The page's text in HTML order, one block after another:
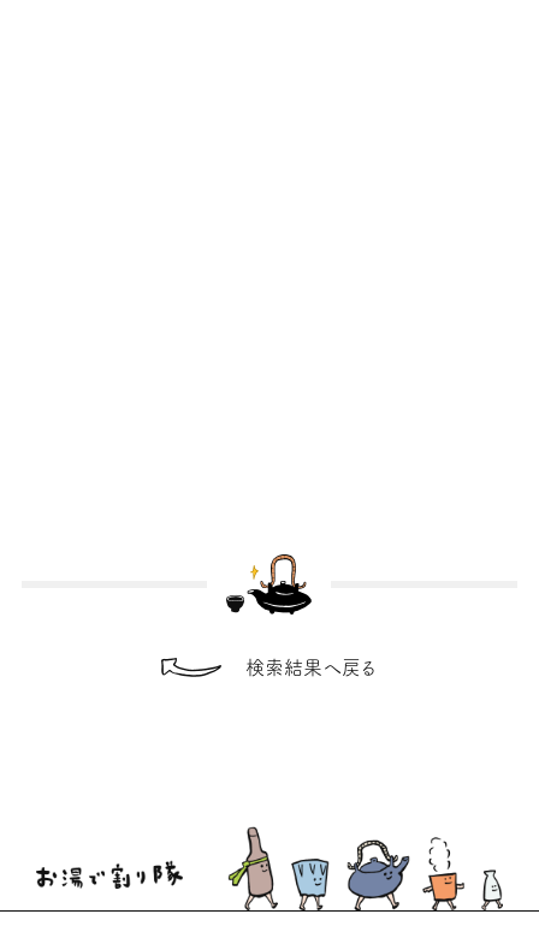
検索結果へ戻る